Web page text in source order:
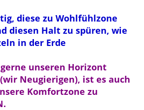
diese zu Wohlfühlzone
diesen Halt zu spüren, wie
in der Erde
unseren Horizont
Neugierigen), ist es auch
Komfortzone zu